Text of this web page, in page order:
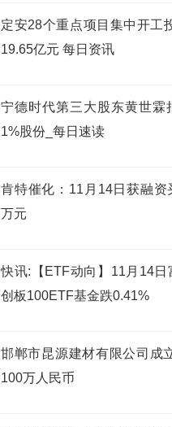
定安28个重点项目集中开工
19.65亿元 每日资讯
宁德时代第三大股东黄世霖
1%股份_每日速读
肯特催化：11月14日获融资
万元
快讯:【ETF动向】11月14日
创板100ETF基金跌0.41%
邯郸市昆源建材有限公司成
100万人民币